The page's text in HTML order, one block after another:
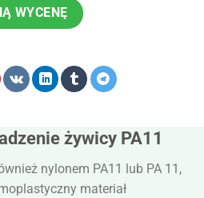
WYCENĘ
żywicy PA11
nylonem PA11 lub PA 11,
materiał